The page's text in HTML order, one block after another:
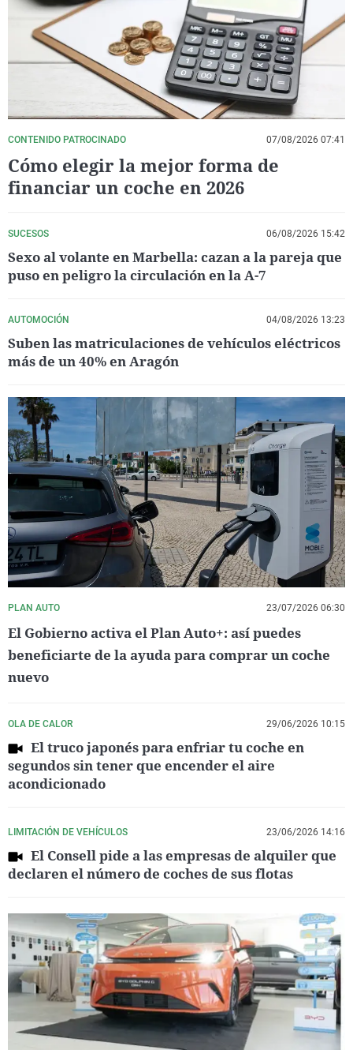
La rosa de los vientos
Gente viajera
Como el perro y el
Caso
Retornados
Equipo de
Operación Viuda
Extremadura
Galicia
La Rioja
Navarra
País Vasco
Virales
Televisión
Elecciones
CONTENIDO PATROCINADO 07/08/2026 07:41
Cómo elegir la mejor forma de
financiar un coche en 2026
SUCESOS 06/08/2026 15:42
Sexo al volante en Marbella: cazan a la pareja que
puso en peligro la circulación en la A-7
AUTOMOCIÓN 04/08/2026 13:23
Suben las matriculaciones de vehículos eléctricos
más de un 40% en Aragón
PLAN AUTO 23/07/2026 06:30
El Gobierno activa el Plan Auto+: así puedes
beneficiarte de la ayuda para comprar un coche
nuevo
OLA DE CALOR 29/06/2026 10:15
El truco japonés para enfriar tu coche en
segundos sin tener que encender el aire
acondicionado
LIMITACIÓN DE VEHÍCULOS 23/06/2026 14:16
El Consell pide a las empresas de alquiler que
declaren el número de coches de sus flotas